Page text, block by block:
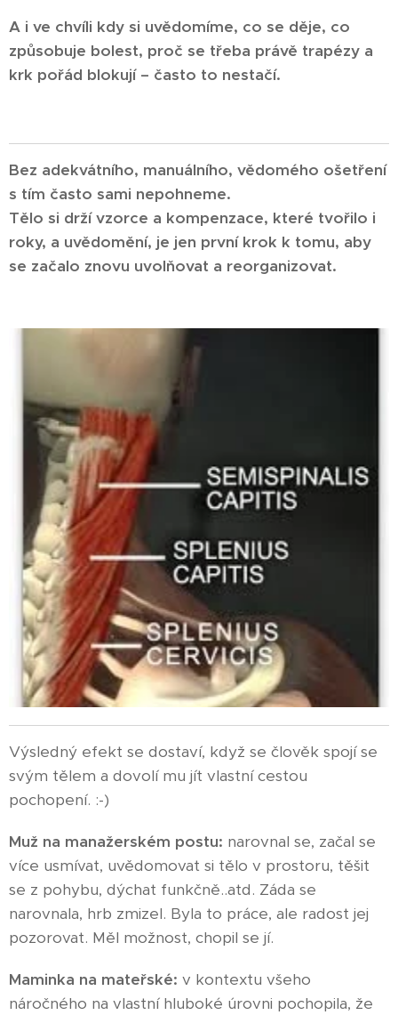
A i ve chvíli kdy si uvědomíme, co se děje, co
způsobuje bolest, proč se třeba právě trapézy a
krk pořád blokují – často to nestačí.
Bez adekvátního, manuálního, vědomého ošetření
s tím často sami nepohneme.
Tělo si drží vzorce a kompenzace, které tvořilo i
roky, a uvědomění, je jen první krok k tomu, aby
se začalo znovu uvolňovat a reorganizovat.
Výsledný efekt se dostaví, když se člověk spojí se
svým tělem a dovolí mu jít vlastní cestou
pochopení. :-)
Muž na manažerském postu: narovnal se, začal se
více usmívat, uvědomovat si tělo v prostoru, těšit
se z pohybu, dýchat funkčně..atd. Záda se
narovnala, hrb zmizel. Byla to práce, ale radost jej
pozorovat. Měl možnost, chopil se jí.
Maminka na mateřské: v kontextu všeho
náročného na vlastní hluboké úrovni pochopila, že